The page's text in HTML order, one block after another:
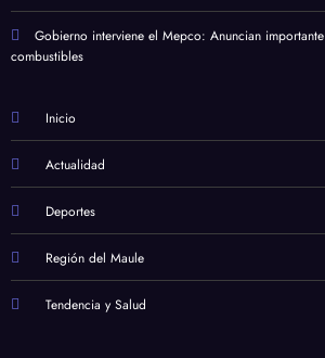
Gobierno interviene el Mepco: Anuncian
combustibles
Inicio
Actualidad
Deportes
Región del Maule
Tendencia y Salud